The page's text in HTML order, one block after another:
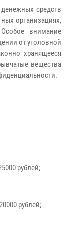
денежных средств
организациях,
внимание
от уголовной
хранящееся
вещества
рублей;
рублей;